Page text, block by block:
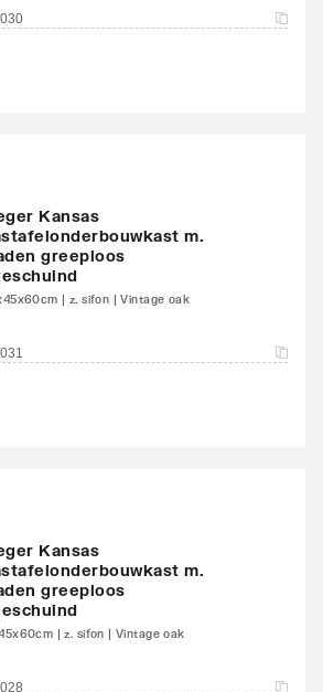
Kansas
m.
greeploos
| z. sifon | Vintage oak
Kansas
m.
greeploos
| z. sifon | Vintage oak